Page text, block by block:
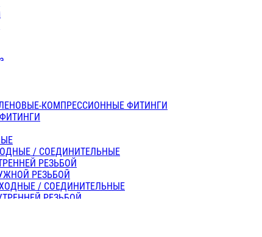
КОМПРЕССИОННЫЕ ФИТИНГИ
/ СОЕДИНИТЕЛЬНЫЕ
РЕЗЬБОЙ
РЕЗЬБОЙ
/ СОЕДИНИТЕЛЬНЫЕ
РЕЗЬБОЙ
РЕЗЬБОЙ